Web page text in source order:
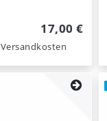
17,00 €
Versandkosten